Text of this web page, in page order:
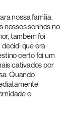
nossa família.
nossos sonhos no
também foi
que era
certo foi um
cativados por
Quando
e